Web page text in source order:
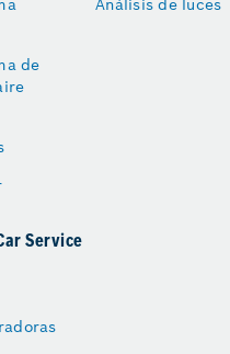
de
Análisis de luces
Service